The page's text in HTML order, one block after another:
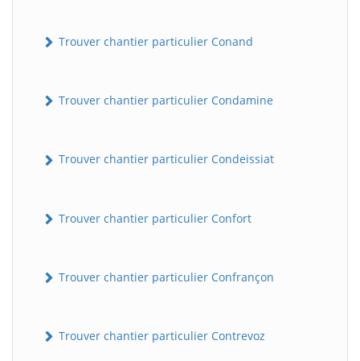
Trouver chantier particulier Conand
Trouver chantier particulier Condamine
Trouver chantier particulier Condeissiat
Trouver chantier particulier Confort
Trouver chantier particulier Confrançon
Trouver chantier particulier Contrevoz